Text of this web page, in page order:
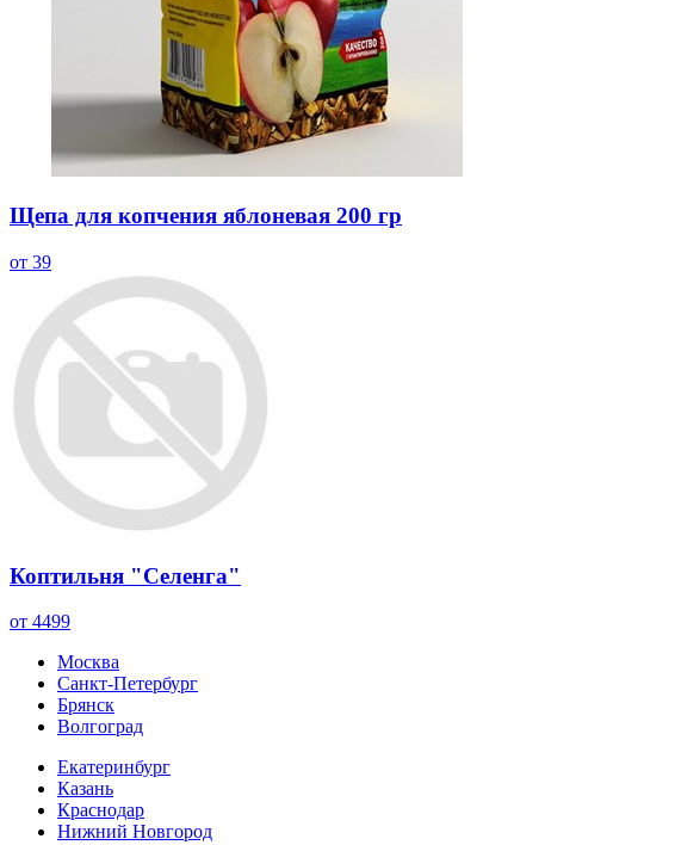
Щепа для копчения яблоневая 200 гр
от 39
Коптильня "Селенга"
от 4499
Москва
Санкт-Петербург
Брянск
Волгоград
Екатеринбург
Казань
Краснодар
Нижний Новгород